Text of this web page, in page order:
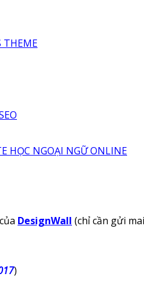
THEME
HỌC NGOẠI NGỮ ONLINE
DesignWall (chỉ cần gửi
)